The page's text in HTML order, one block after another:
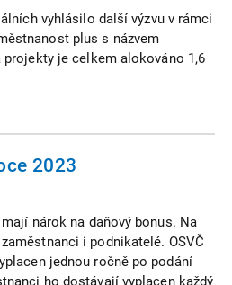
vyhlásilo další výzvu v rámci
plus s názvem
projekty je celkem alokováno 1,6
2023
nárok na daňový bonus. Na
i podnikatelé. OSVČ
jednou ročně po podání
ho dostávají vyplacen každý